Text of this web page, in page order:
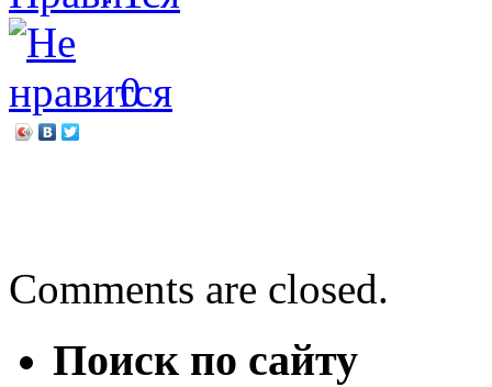
0
Comments are closed.
Поиск по сайту